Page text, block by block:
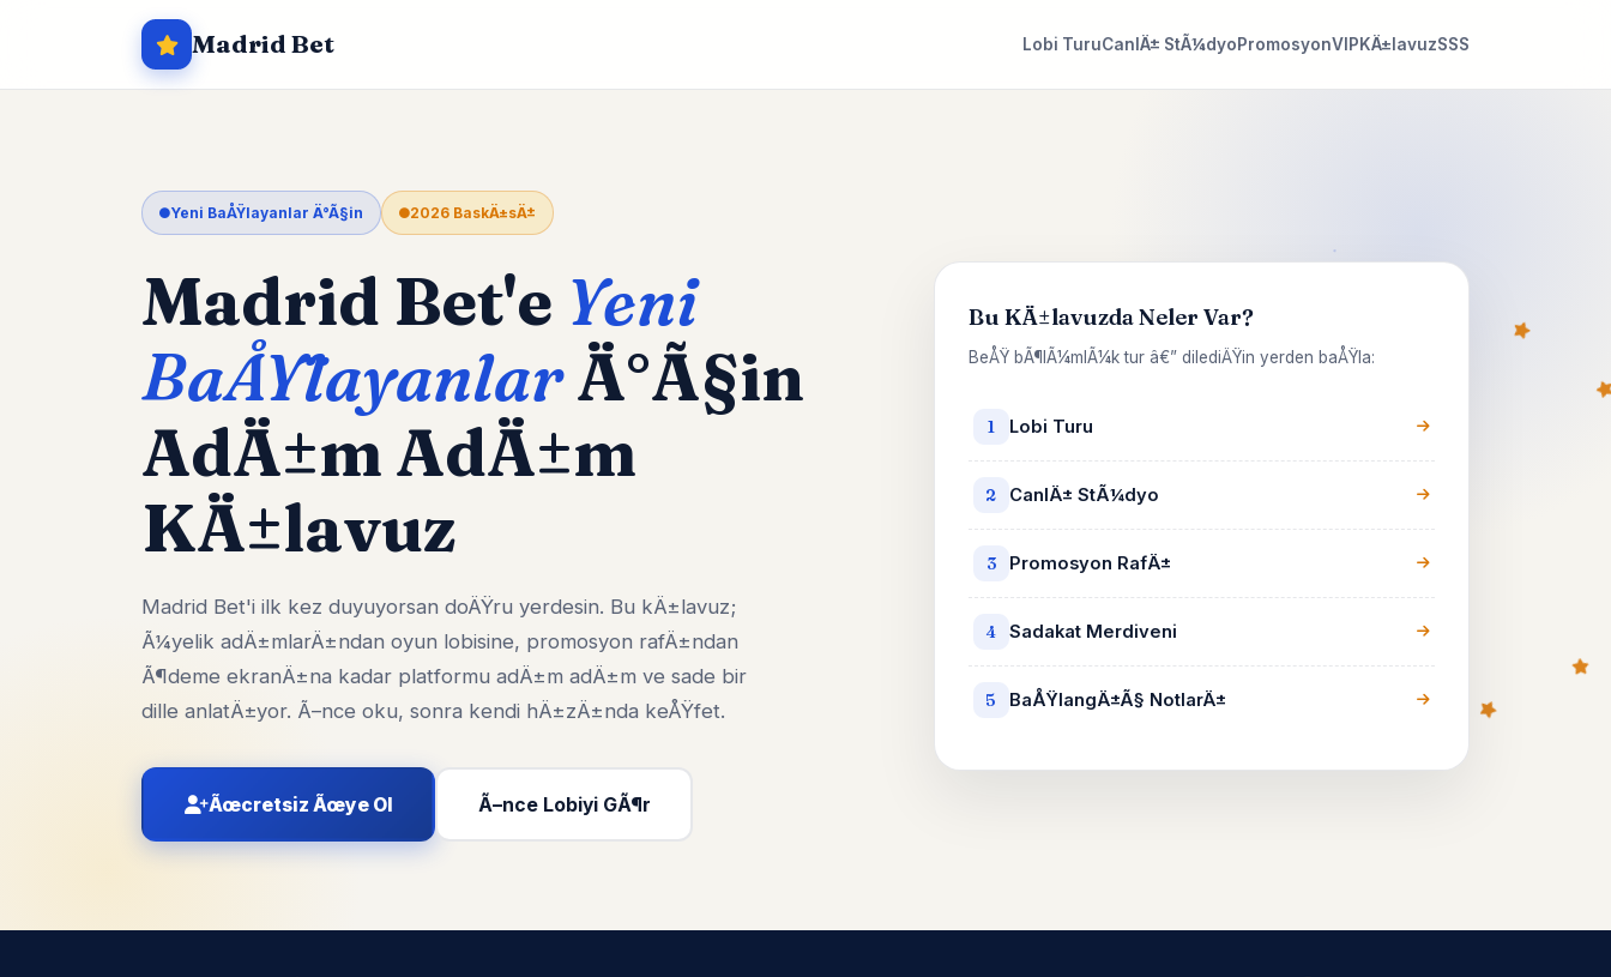
Madrid Bet Lobi TuruCanlÄ± StÃ¼dyoPromosyonVIPKÄ±lavuzSSS
Yeni BaÅŸlayanlar Ä°Ã§in 2026 BaskÄ±sÄ±
Madrid Bet'e Yeni
BaÅŸlayanlarÄ°Ã§in
AdÄ±m AdÄ±m
KÄ±lavuz
Madrid Bet'i ilk kez duyuyorsan doÄŸru yerdesin. Bu kÄ±lavuz;
Ã¼yelik adÄ±mlarÄ±ndan oyun lobisine, promosyon rafÄ±ndan
Ã¶deme ekranÄ±na kadar platformu adÄ±m adÄ±m ve sade bir
dille anlatÄ±yor. Ã–nce oku, sonra kendi hÄ±zÄ±nda keÅŸfet.
Ãœcretsiz Ãœye Ol Ã–nce Lobiyi GÃ¶r
Bu KÄ±lavuzda Neler Var?
BeÅŸ bÃ¶lÃ¼mlÃ¼k tur â€” dilediÄŸin yerden baÅŸla:
1 Lobi Turu
2 CanlÄ± StÃ¼dyo
3 Promosyon RafÄ±
4 Sadakat Merdiveni
5 BaÅŸlangÄ±Ã§ NotlarÄ±